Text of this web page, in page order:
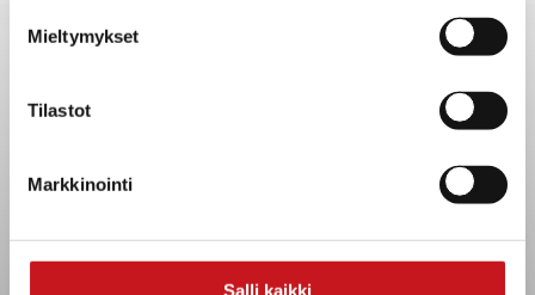
Mieltymykset
Tilastot
Markkinointi
Salli kaikki
Kuntainfo
sopimukset
Tietosuoja